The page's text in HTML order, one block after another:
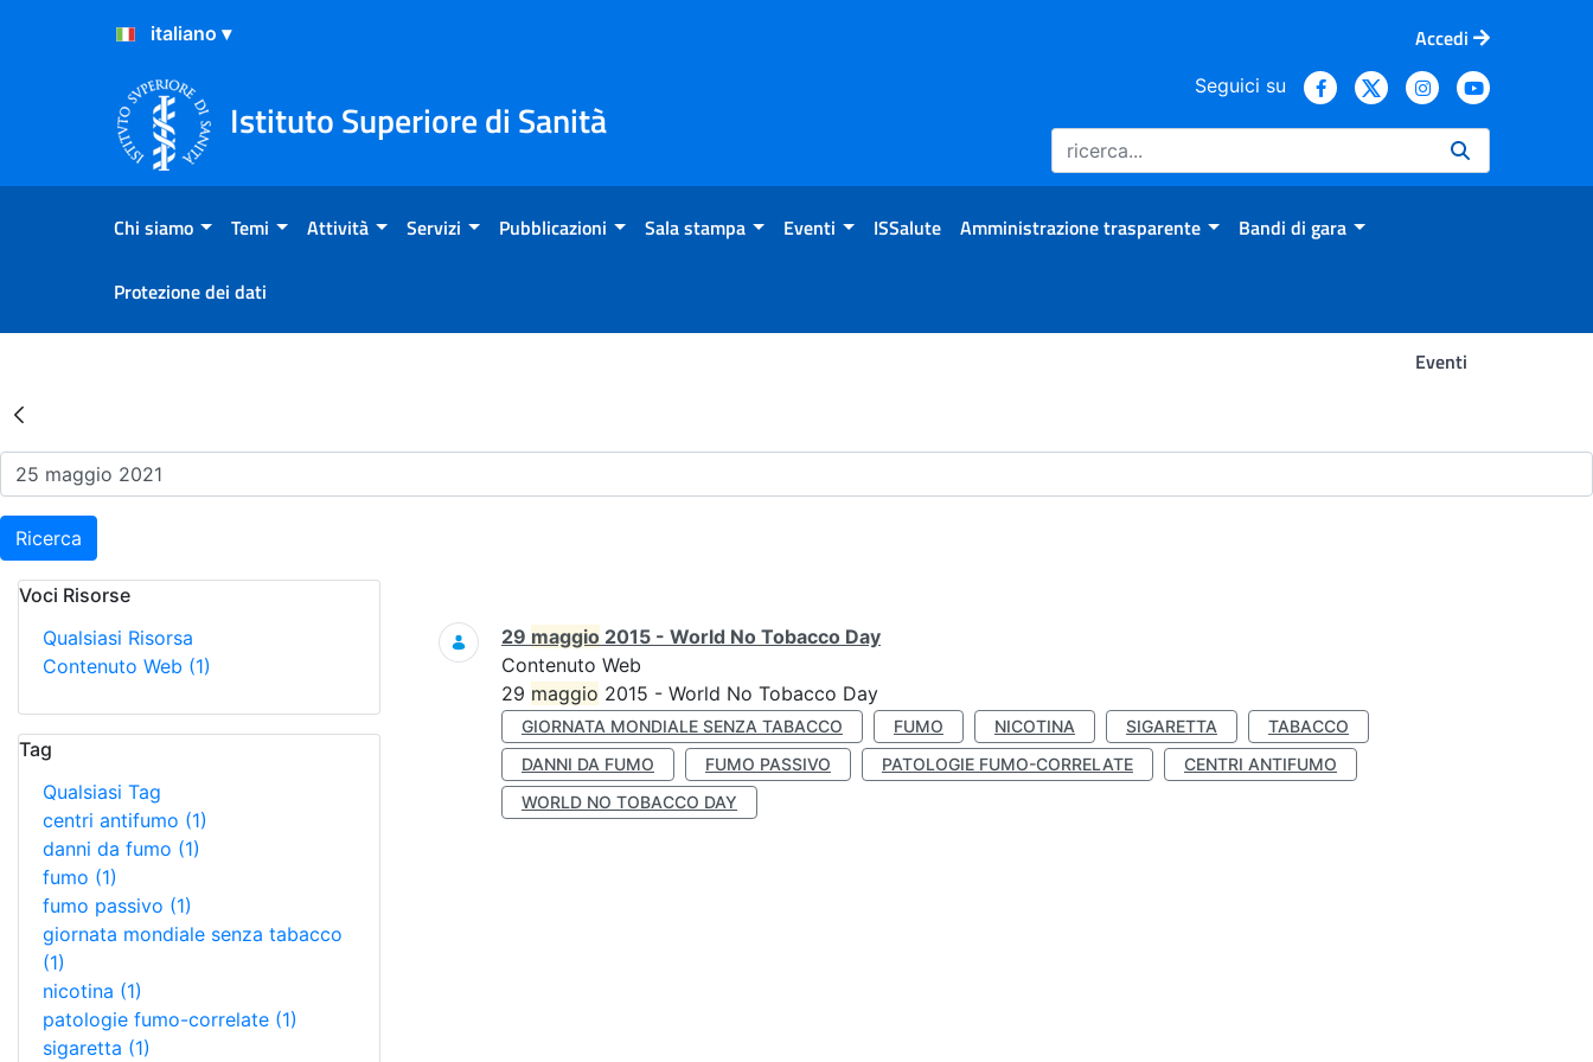
Salta al Contenuto
Salta al Footer
Accedi
Istituto Superiore di Sanità
Seguici su
Chi siamo Temi Attività Servizi Pubblicazioni Sala stampa Eventi ISSalute Amministrazione trasparente Bandi di gara
Protezione dei dati
Eventi
Risultati della Ricerca - Eventi
Ricerca
Voci Risorse
Qualsiasi Risorsa
Contenuto Web (1)
Tag
Qualsiasi Tag
centri antifumo (1)
danni da fumo (1)
fumo (1)
fumo passivo (1)
giornata mondiale senza tabacco
(1)
nicotina (1)
patologie fumo-correlate (1)
sigaretta (1)
Ricerca
29 maggio 2015 - World No Tobacco Day
Contenuto Web
29 maggio 2015 - World No Tobacco Day
GIORNATA MONDIALE SENZA TABACCO FUMO NICOTINA SIGARETTA
TABACCO
DANNI DA FUMO
FUMO PASSIVO PATOLOGIE FUMO-CORRELATE
CENTRI ANTIFUMO
WORLD NO TOBACCO DAY